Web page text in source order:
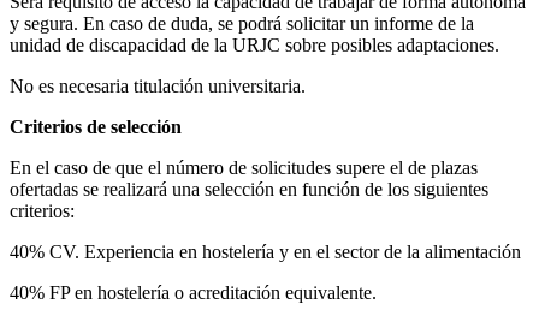
y segura. En caso de duda, se podrá solicitar un informe de la
unidad de discapacidad de la URJC sobre posibles adaptaciones.
No es necesaria titulación universitaria.
Criterios de selección
En el caso de que el número de solicitudes supere el de plazas
ofertadas se realizará una selección en función de los siguientes
criterios:
40% CV. Experiencia en hostelería y en el sector de la alimentación
40% FP en hostelería o acreditación equivalente.